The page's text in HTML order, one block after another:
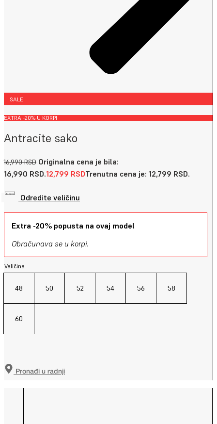
SALE
EXTRA -20% U KORPI
Antracite sako
16,990RSD Originalna cena je bila:
16,990 RSD.12,799 RSDTrenutna cena je: 12,799 RSD.
Odredite veličinu
Extra -20% popusta na ovaj model
Obračunava se u korpi.
Veličina
48 50 52 54 56 58
60
Pronađi u radnji